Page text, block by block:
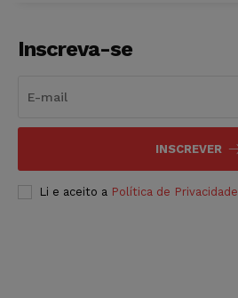
Inscreva-se
INSCREVER
Li e aceito a Política de Privacidade